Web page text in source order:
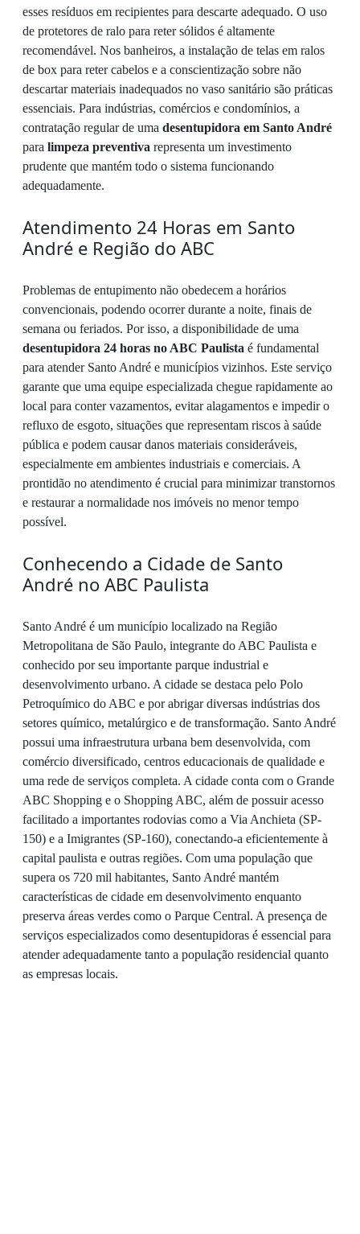
esses resíduos em recipientes para descarte adequado. O uso
de protetores de ralo para reter sólidos é altamente
recomendável. Nos banheiros, a instalação de telas em ralos
de box para reter cabelos e a conscientização sobre não
descartar materiais inadequados no vaso sanitário são práticas
essenciais. Para indústrias, comércios e condomínios, a
contratação regular de uma desentupidora em Santo André
para limpeza preventiva representa um investimento
prudente que mantém todo o sistema funcionando
adequadamente.
Atendimento 24 Horas em Santo
André e Região do ABC
Problemas de entupimento não obedecem a horários
convencionais, podendo ocorrer durante a noite, finais de
semana ou feriados. Por isso, a disponibilidade de uma
desentupidora 24 horas no ABC Paulista é fundamental
para atender Santo André e municípios vizinhos. Este serviço
garante que uma equipe especializada chegue rapidamente ao
local para conter vazamentos, evitar alagamentos e impedir o
refluxo de esgoto, situações que representam riscos à saúde
pública e podem causar danos materiais consideráveis,
especialmente em ambientes industriais e comerciais. A
prontidão no atendimento é crucial para minimizar transtornos
e restaurar a normalidade nos imóveis no menor tempo
possível.
Conhecendo a Cidade de Santo
André no ABC Paulista
Santo André é um município localizado na Região
Metropolitana de São Paulo, integrante do ABC Paulista e
conhecido por seu importante parque industrial e
desenvolvimento urbano. A cidade se destaca pelo Polo
Petroquímico do ABC e por abrigar diversas indústrias dos
setores químico, metalúrgico e de transformação. Santo André
possui uma infraestrutura urbana bem desenvolvida, com
comércio diversificado, centros educacionais de qualidade e
uma rede de serviços completa. A cidade conta com o Grande
ABC Shopping e o Shopping ABC, além de possuir acesso
facilitado a importantes rodovias como a Via Anchieta (SP-
150) e a Imigrantes (SP-160), conectando-a eficientemente à
capital paulista e outras regiões. Com uma população que
supera os 720 mil habitantes, Santo André mantém
características de cidade em desenvolvimento enquanto
preserva áreas verdes como o Parque Central. A presença de
serviços especializados como desentupidoras é essencial para
atender adequadamente tanto a população residencial quanto
as empresas locais.